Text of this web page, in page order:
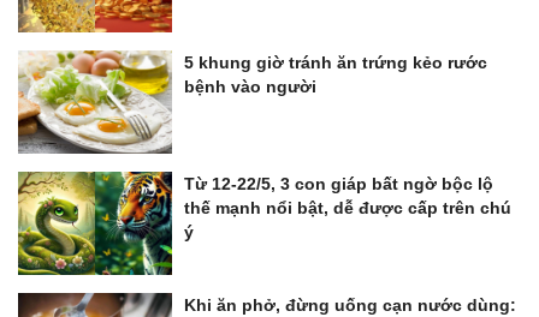
5 khung giờ tránh ăn trứng kẻo rước
bệnh vào người
Từ 12-22/5, 3 con giáp bất ngờ bộc lộ
thế mạnh nổi bật, dễ được cấp trên chú
ý
Khi ăn phở, đừng uống cạn nước dùng: